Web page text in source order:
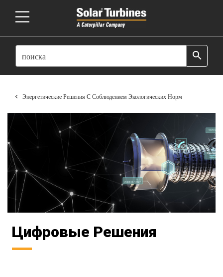
SEARCH search
Энергетические Решения С Соблюдением Экологических Норм
Цифровые Решения